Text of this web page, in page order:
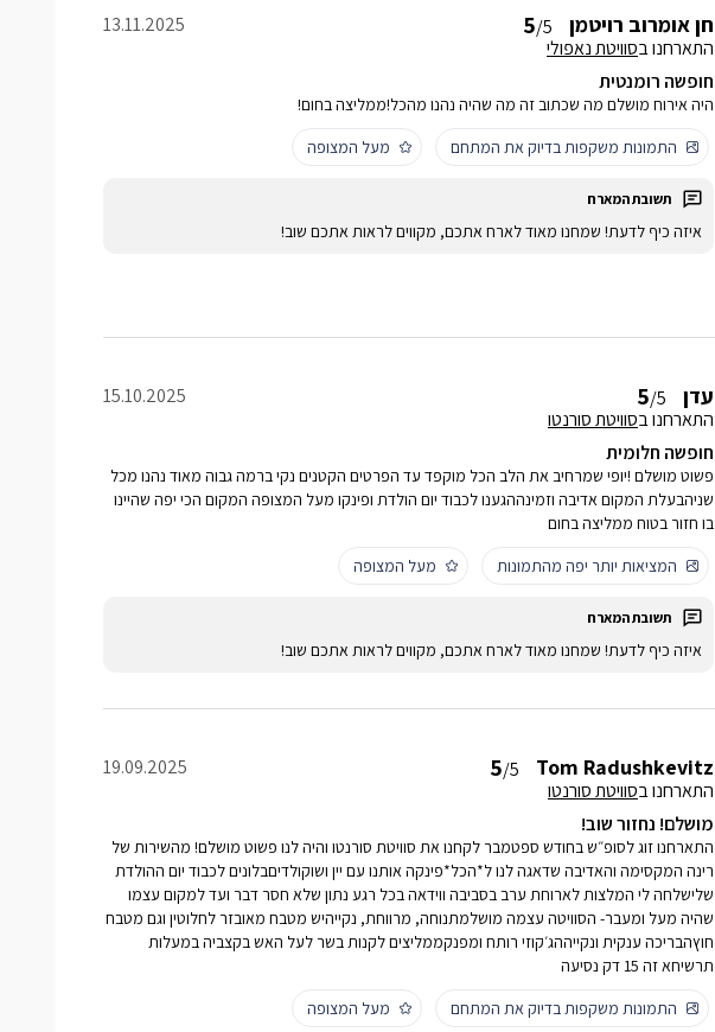
חן אומרוב רויטמן 5/5
התארחנו בסוויטת נאפולי
13.11.2025
חופשה רומנטית
היה אירוח מושלם מה שכתוב זה מה שהיה נהנו מהכל!ממליצה בחום!
התמונות משקפות בדיוק את המתחם
מעל המצופה
איזה כיף לדעת! שמחנו מאוד לארח אתכם, מקווים לראות אתכם שוב!
עדן 5/5
התארחנו בסוויטת סורנטו
15.10.2025
חופשה חלומית
פשוט מושלם !יופי שמרחיב את הלב הכל מוקפד עד הפרטים הקטנים נקי ברמה גבוה מאוד נהנו מכל
שניהבעלת המקום אדיבה וזמינההגענו לכבוד יום הולדת ופינקו מעל המצופה המקום הכי יפה שהיינו
בו חזור בטוח ממליצה בחום
המציאות יותר יפה מהתמונות
מעל המצופה
איזה כיף לדעת! שמחנו מאוד לארח אתכם, מקווים לראות אתכם שוב!
Tom Radushkevitz
5/5
התארחנו בסוויטת סורנטו
19.09.2025
מושלם! נחזור שוב!
התארחנו זוג לסופ״ש בחודש ספטמבר לקחנו את סוויטת סורנטו והיה לנו פשוט מושלם! מהשירות של
רינה המקסימה והאדיבה שדאגה לנו ל*הכל*פינקה אותנו עם יין ושוקולדיםבלונים לכבוד יום ההולדת
שלישלחה לי המלצות לארוחת ערב בסביבה ווידאה בכל רגע נתון שלא חסר דבר ועד למקום עצמו
שהיה מעל ומעבר- הסוויטה עצמה מושלמתנוחה, מרווחת, נקייהיש מטבח מאובזר לחלוטין וגם מטבח
חוץהבריכה ענקית ונקייההג׳קוזי רותח ומפנקממליצים לקנות בשר לעל האש בקצביה במעלות
תרשיחא זה 15 דק נסיעה
התמונות משקפות בדיוק את המתחם
מעל המצופה